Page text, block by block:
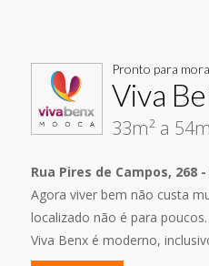
Pronto para
Viva
33m² a
Rua Pires de Campos, 268
Agora viver bem não custa
localizado não é para poucos.
Viva Benx é moderno,